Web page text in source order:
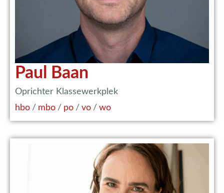
Paul Baan
Oprichter Klassewerkplek
hbo / mbo / po / vo / wo